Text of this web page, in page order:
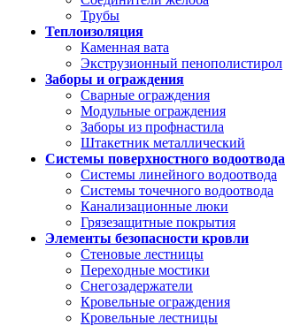
Трубы
Теплоизоляция
Каменная вата
Экструзионный пенополистирол
Заборы и ограждения
Сварные ограждения
Модульные ограждения
Заборы из профнастила
Штакетник металлический
Системы поверхностного водоотвода
Системы линейного водоотвода
Системы точечного водоотвода
Канализационные люки
Грязезащитные покрытия
Элементы безопасности кровли
Стеновые лестницы
Переходные мостики
Снегозадержатели
Кровельные ограждения
Кровельные лестницы